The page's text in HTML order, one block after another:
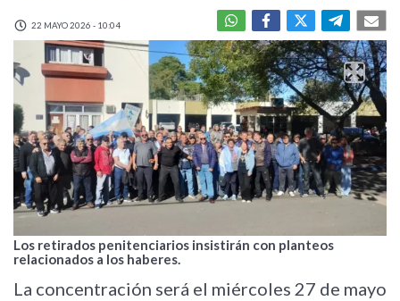
22 MAYO 2026 - 10:04
Los retirados penitenciarios insistirán con planteos
relacionados a los haberes.
La concentración será el miércoles 27 de mayo